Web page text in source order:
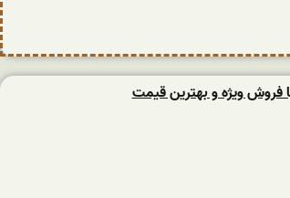
فروش ویژه و بهترین قیمت